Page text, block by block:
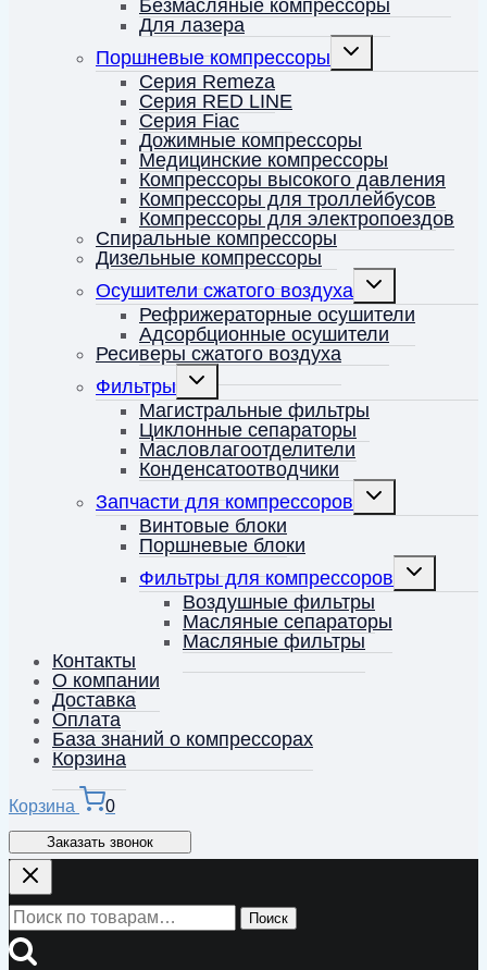
Безмасляные компрессоры
Для лазера
Поршневые компрессоры
Переключить
Серия Remeza
Серия RED LINE
Серия Fiac
Дожимные компрессоры
Медицинские компрессоры
Компрессоры высокого давления
Компрессоры для троллейбусов
Компрессоры для электропоездов
Спиральные компрессоры
Дизельные компрессоры
Осушители сжатого воздуха
Переключить
меню
Рефрижераторные осушители
Адсорбционные осушители
Ресиверы сжатого воздуха
Фильтры
Переключить
дочернее
меню
Магистральные фильтры
Циклонные сепараторы
Масловлагоотделители
Конденсатоотводчики
Запчасти для компрессоров
Переключить
Винтовые блоки
Поршневые блоки
Фильтры для компрессоров
Переключить
Воздушные фильтры
Масляные сепараторы
Масляные фильтры
Контакты
О компании
Доставка
Оплата
База знаний о компрессорах
Корзина
Корзина 0
Заказать звонок
Искать: Поиск